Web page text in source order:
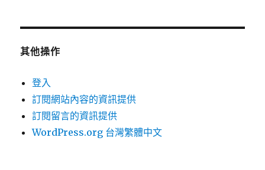
其他操作
登入
訂閱網站內容的資訊提供
訂閱留言的資訊提供
WordPress.org 台灣繁體中文